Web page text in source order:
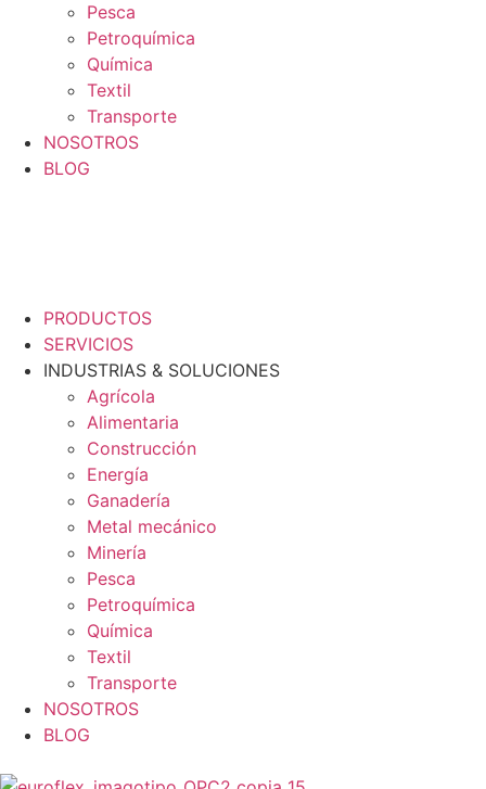
Pesca
Petroquímica
Química
Textil
Transporte
NOSOTROS
BLOG
Menu PRODUCTOS
SERVICIOS
INDUSTRIAS & SOLUCIONES
Agrícola
Alimentaria
Construcción
Energía
Ganadería
Metal mecánico
Minería
Pesca
Petroquímica
Química
Textil
Transporte
NOSOTROS
BLOG